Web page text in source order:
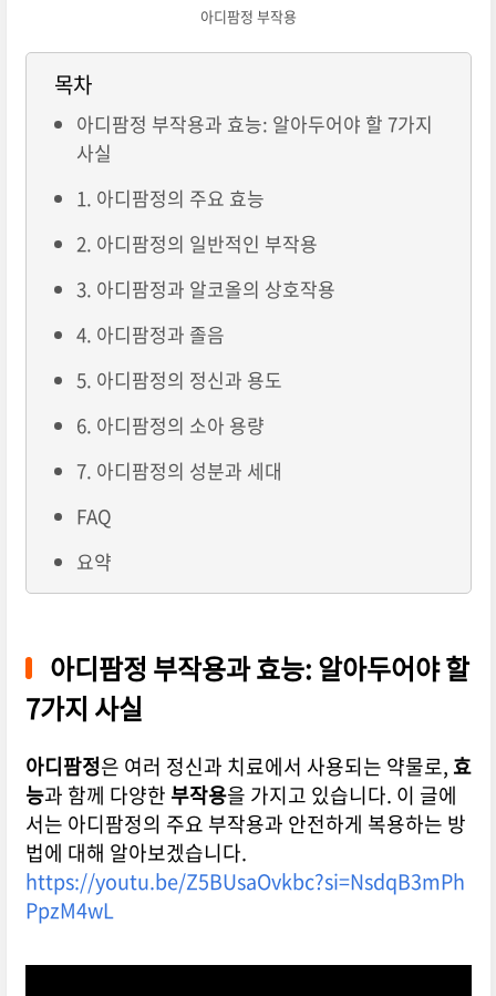
아디팜정 부작용
목차
아디팜정 부작용과 효능: 알아두어야 할 7가지
사실
1. 아디팜정의 주요 효능
2. 아디팜정의 일반적인 부작용
3. 아디팜정과 알코올의 상호작용
4. 아디팜정과 졸음
5. 아디팜정의 정신과 용도
6. 아디팜정의 소아 용량
7. 아디팜정의 성분과 세대
FAQ
요약
아디팜정 부작용과 효능: 알아두어야 할
7가지 사실
아디팜정은 여러 정신과 치료에서 사용되는 약물로, 효
능과 함께 다양한 부작용을 가지고 있습니다. 이 글에
서는 아디팜정의 주요 부작용과 안전하게 복용하는 방
법에 대해 알아보겠습니다.
https://youtu.be/Z5BUsaOvkbc?si=NsdqB3mPh
PpzM4wL